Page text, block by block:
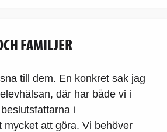
FAMILJER
till dem. En konkret sak jag
där har både vi i
i
mycket att göra. Vi behöver